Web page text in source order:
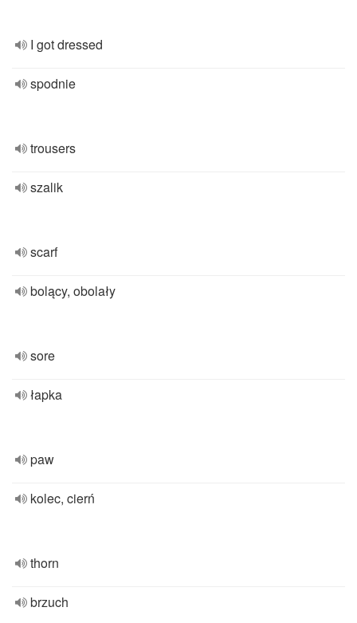
I got dressed
spodnie
trousers
szalik
scarf
bolący, obolały
sore
łapka
paw
kolec, cierń
thorn
brzuch